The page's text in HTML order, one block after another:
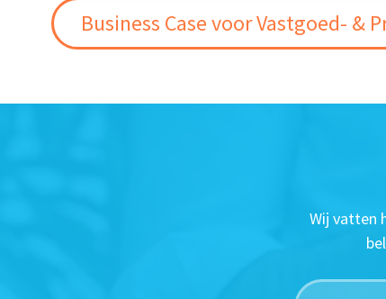
Business Case voor Vastgoed- &
Wij vatten